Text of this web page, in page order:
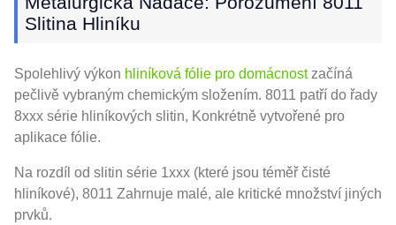
Slitina Hliníku
Spolehlivý výkon hliníková fólie pro domácnostzačíná
pečlivě vybraným chemickým složením. 8011 patří do řady
8xxx série hliníkových slitin, Konkrétně vytvořené pro
aplikace fólie.
Na rozdíl od slitin série 1xxx (které jsou téměř čisté
hliníkové), 8011 Zahrnuje malé, ale kritické množství jiných
prvků.